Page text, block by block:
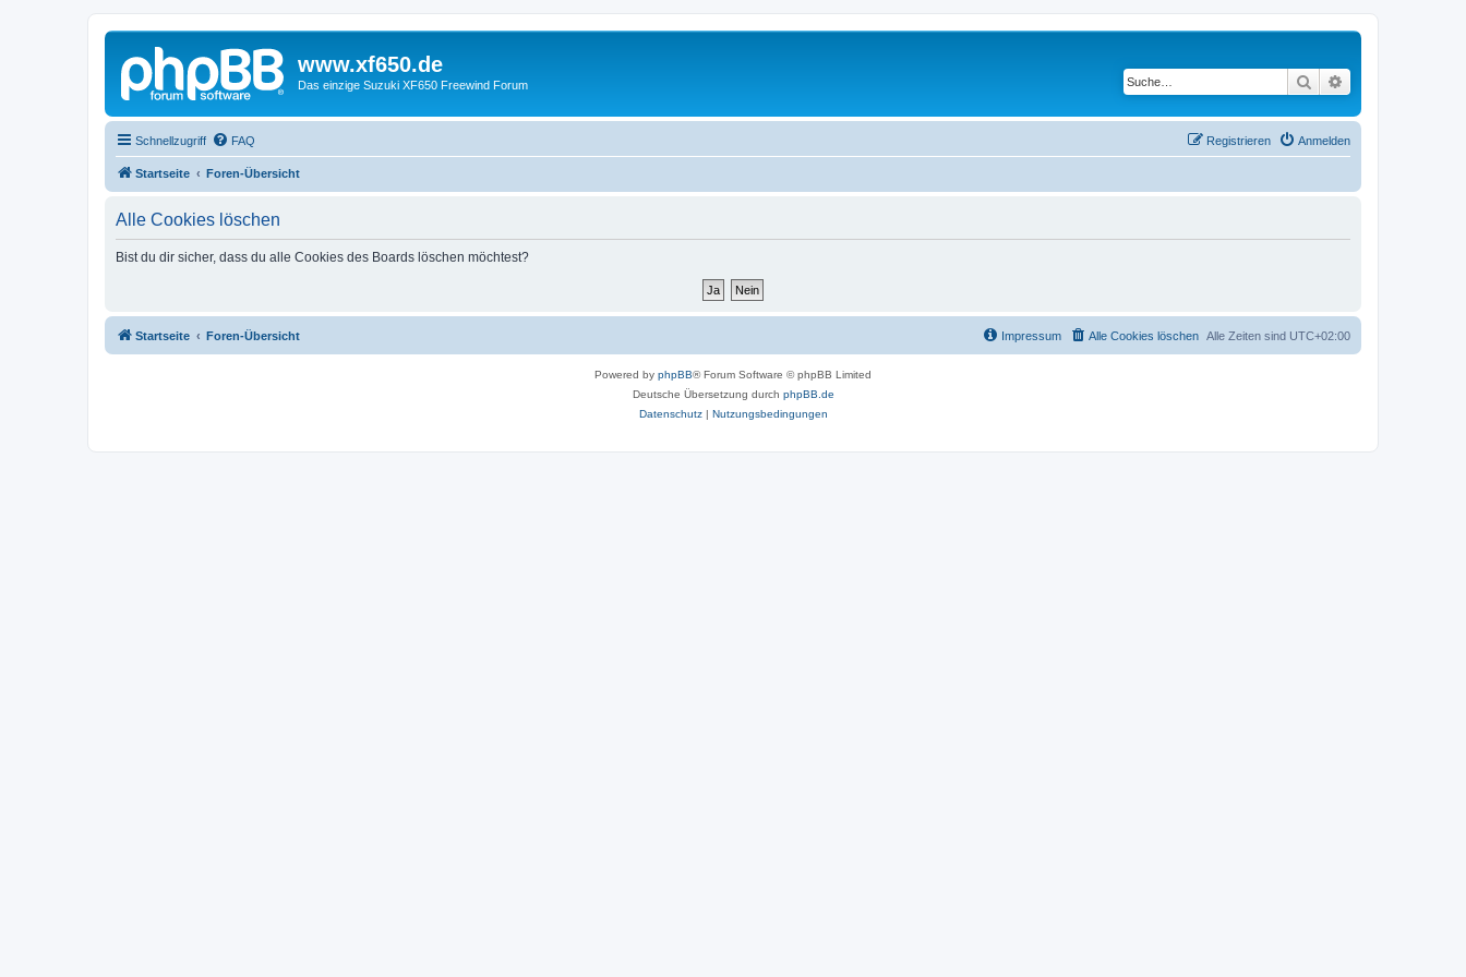
www.xf650.de
Das einzige Suzuki XF650 Freewind Forum Suche
Schnellzugriff FAQ Anmelden
Registrieren
Startseite Foren-Übersicht
Alle Cookies löschen
Bist du dir sicher, dass du alle Cookies des Boards löschen möchtest?
Startseite Foren-Übersicht Alle Zeiten sind UTC+02:00
Alle Cookies löschen
Impressum
Powered by phpBB® Forum Software © phpBB Limited
Deutsche Übersetzung durch phpBB.de
Datenschutz| Nutzungsbedingungen